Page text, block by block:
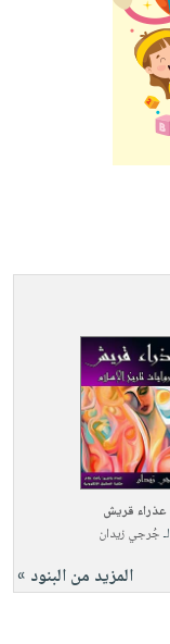
عذراء قريش
لـجُرجي زيدان
المزيد من البنود »